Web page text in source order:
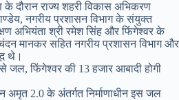
के दौरान राज्य शहरी विकास अभिकरण
नगरीय प्रशासन विभाग के संयुक्त
अभियंता श्री रमेश सिंह और फिंगेश्वर के
मानकर सहित नगरीय प्रशासन विभाग और
थे।
फिंगेश्वर की 13 हजार आबादी होगी
अमृत 2.0 के अंतर्गत निर्माणाधीन इस जल